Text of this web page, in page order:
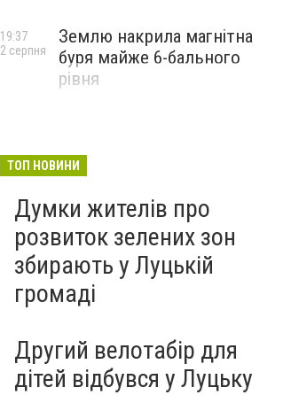
Землю накрила магнітна
буря майже 6-бального
рівня
19:37
2 серпня
ТОП НОВИНИ
Думки жителів про
розвиток зелених зон
збирають у Луцькій
громаді
Другий велотабір для
дітей відбувся у Луцьку